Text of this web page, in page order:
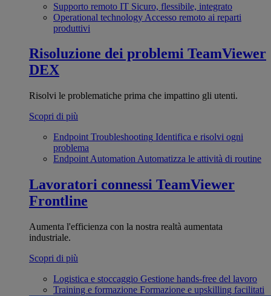
Supporto remoto IT Sicuro, flessibile, integrato
Operational technology Accesso remoto ai reparti
produttivi
Risoluzione dei problemi TeamViewer
DEX
Risolvi le problematiche prima che impattino gli utenti.
Scopri di più
Endpoint Troubleshooting Identifica e risolvi ogni
problema
Endpoint Automation Automatizza le attività di routine
Lavoratori connessi TeamViewer
Frontline
Aumenta l'efficienza con la nostra realtà aumentata
industriale.
Scopri di più
Logistica e stoccaggio Gestione hands-free del lavoro
Training e formazione Formazione e upskilling facilitati